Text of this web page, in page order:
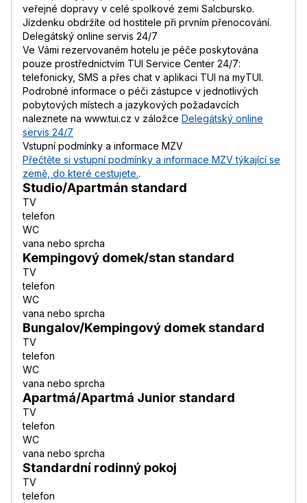
veřejné dopravy v celé spolkové zemi Salcbursko.
Jízdenku obdržíte od hostitele při prvním přenocování.
Delegátský online servis 24/7
Ve Vámi rezervovaném hotelu je péče poskytována
pouze prostřednictvím TUI Service Center 24/7:
telefonicky, SMS a přes chat v aplikaci TUI na myTUI.
Podrobné informace o péči zástupce v jednotlivých
pobytových místech a jazykových požadavcích
naleznete na www.tui.cz v záložce Delegátský online
servis 24/7
Vstupní podmínky a informace MZV
Přečtěte si vstupní podmínky a informace MZV týkající se
země, do které cestujete..
Studio/Apartmán standard
TV
telefon
WC
vana nebo sprcha
Kempingový domek/stan standard
TV
telefon
WC
vana nebo sprcha
Bungalov/Kempingový domek standard
TV
telefon
WC
vana nebo sprcha
Apartmá/Apartmá Junior standard
TV
telefon
WC
vana nebo sprcha
Standardní rodinný pokoj
TV
telefon